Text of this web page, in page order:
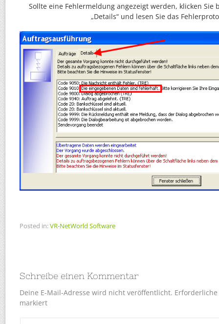
Sollte eine Fehlermeldung angezeigt werden, klicken Sie
„Details“ und lesen Sie das
Posted in:VR-NetWorld Software
Schreibe einen Kommentar
Deine E-Mail-Adresse wird nicht veröffentlicht.
markiert